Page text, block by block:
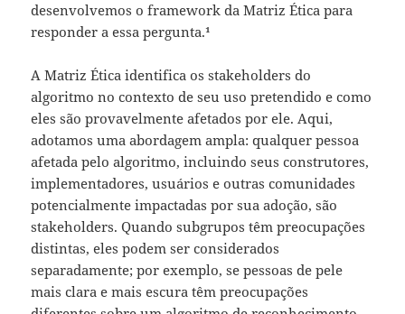
desenvolvemos o framework da Matriz Ética para
responder a essa pergunta.¹
A Matriz Ética identifica os stakeholders do
algoritmo no contexto de seu uso pretendido e como
eles são provavelmente afetados por ele. Aqui,
adotamos uma abordagem ampla: qualquer pessoa
afetada pelo algoritmo, incluindo seus construtores,
implementadores, usuários e outras comunidades
potencialmente impactadas por sua adoção, são
stakeholders. Quando subgrupos têm preocupações
distintas, eles podem ser considerados
separadamente; por exemplo, se pessoas de pele
mais clara e mais escura têm preocupações